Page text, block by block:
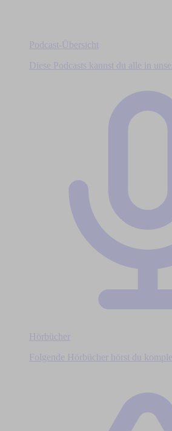
Podcast-Übersicht
Diese Podcasts kannst du alle in
Hörbücher
Folgende Hörbücher hörst du